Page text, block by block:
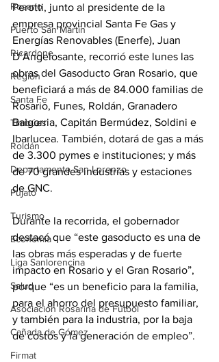
Rosario
Puerto San Martín
Ricardone
Región
Santa Fe
Timbúes
Roldán
Departamento San Lorenzo
Pujato
Turismo
Economía
Liga Sanlorencina
Salud
Asociación Rosarina de Fútbol
Cañada de Gómez
Firmat
Perotti, junto al presidente de la
empresa provincial Santa Fe Gas y
Energías Renovables (Enerfe), Juan
D’Angelosante, recorrió este lunes las
obras del Gasoducto Gran Rosario, que
beneficiará a más de 84.000 familias de
Rosario, Funes, Roldán, Granadero
Baigorria, Capitán Bermúdez, Soldini e
Ibarlucea. También, dotará de gas a más
de 3.300 pymes e instituciones; y más
de 70 grandes industrias y estaciones
de GNC.
Durante la recorrida, el gobernador
destacó que “este gasoducto es una de
las obras más esperadas y de fuerte
impacto en Rosario y el Gran Rosario”,
porque “es un beneficio para la familia,
para el ahorro del presupuesto familiar,
y también para la industria, por la baja
de costos y la generación de empleo”.